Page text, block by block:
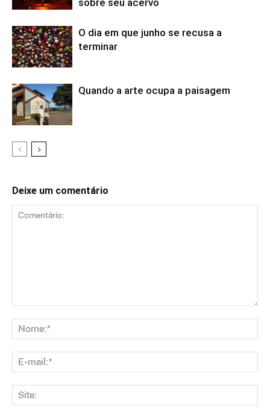
O dia em que junho se recusa a
terminar
Quando a arte ocupa a paisagem
Deixe um comentário